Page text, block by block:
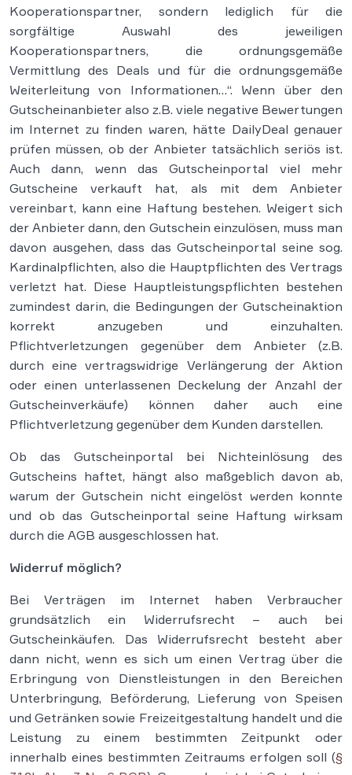
Kooperationspartner, sondern lediglich für die
sorgfältige Auswahl des jeweiligen
Kooperationspartners, die ordnungsgemäße
Vermittlung des Deals und für die ordnungsgemäße
Weiterleitung von Informationen…“. Wenn über den
Gutscheinanbieter also z.B. viele negative Bewertungen
im Internet zu finden waren, hätte DailyDeal genauer
prüfen müssen, ob der Anbieter tatsächlich seriös ist.
Auch dann, wenn das Gutscheinportal viel mehr
Gutscheine verkauft hat, als mit dem Anbieter
vereinbart, kann eine Haftung bestehen. Weigert sich
der Anbieter dann, den Gutschein einzulösen, muss man
davon ausgehen, dass das Gutscheinportal seine sog.
Kardinalpflichten, also die Hauptpflichten des Vertrags
verletzt hat. Diese Hauptleistungspflichten bestehen
zumindest darin, die Bedingungen der Gutscheinaktion
korrekt anzugeben und einzuhalten.
Pflichtverletzungen gegenüber dem Anbieter (z.B.
durch eine vertragswidrige Verlängerung der Aktion
oder einen unterlassenen Deckelung der Anzahl der
Gutscheinverkäufe) können daher auch eine
Pflichtverletzung gegenüber dem Kunden darstellen.
Ob das Gutscheinportal bei Nichteinlösung des
Gutscheins haftet, hängt also maßgeblich davon ab,
warum der Gutschein nicht eingelöst werden konnte
und ob das Gutscheinportal seine Haftung wirksam
durch die AGB ausgeschlossen hat.
Widerruf möglich?
Bei Verträgen im Internet haben Verbraucher
grundsätzlich ein Widerrufsrecht – auch bei
Gutscheinkäufen. Das Widerrufsrecht besteht aber
dann nicht, wenn es sich um einen Vertrag über die
Erbringung von Dienstleistungen in den Bereichen
Unterbringung, Beförderung, Lieferung von Speisen
und Getränken sowie Freizeitgestaltung handelt und die
Leistung zu einem bestimmten Zeitpunkt oder
innerhalb eines bestimmten Zeitraums erfolgen soll (§